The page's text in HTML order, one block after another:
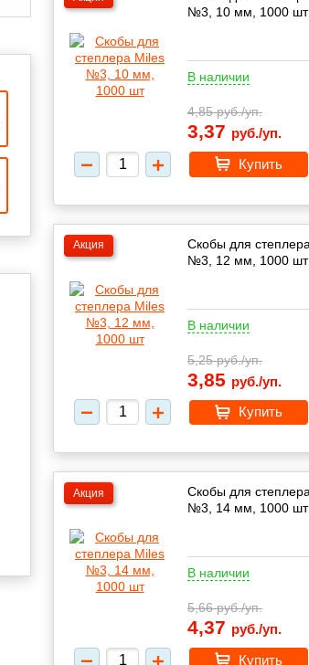
№3, 10 мм, 1000 шт
В наличии
4,85руб./уп.
3,37 руб./уп.
Купить
Акция
Скобы для
№3, 12 мм, 1000 шт
В наличии
5,25руб./уп.
3,85 руб./уп.
Купить
Акция
Скобы для
№3, 14 мм, 1000 шт
В наличии
5,66руб./уп.
4,37 руб./уп.
Купить